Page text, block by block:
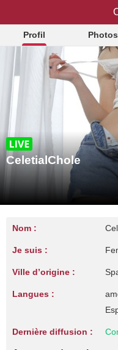
Profil Photos
CeletialChole
Nom :
Je suis :
Ville d’origine :
Langues :
Dernière diffusion :